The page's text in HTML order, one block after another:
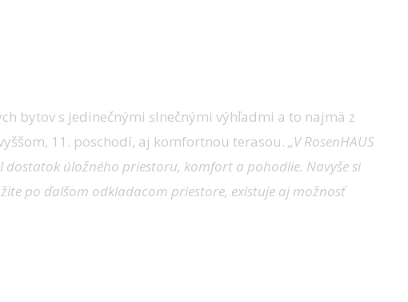
bytov s jedinečnými slnečnými výhľadmi a to najmä z
11. poschodí, aj komfortnou terasou. „V RosenHAUS
úložného priestoru, komfort a pohodlie. Navyše si
po ďalšom odkladacom priestore, existuje aj možnosť